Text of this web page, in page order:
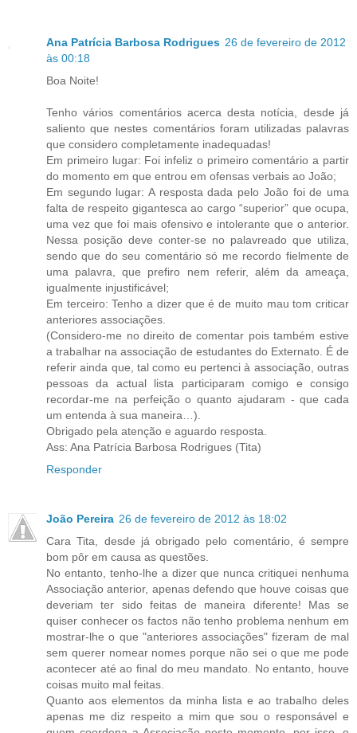
Ana Patrícia Barbosa Rodrigues 26 de fevereiro de 2012
às 00:18
Boa Noite!
Tenho vários comentários acerca desta notícia, desde já
saliento que nestes comentários foram utilizadas palavras
que considero completamente inadequadas!
Em primeiro lugar: Foi infeliz o primeiro comentário a partir
do momento em que entrou em ofensas verbais ao João;
Em segundo lugar: A resposta dada pelo João foi de uma
falta de respeito gigantesca ao cargo “superior” que ocupa,
uma vez que foi mais ofensivo e intolerante que o anterior.
Nessa posição deve conter-se no palavreado que utiliza,
sendo que do seu comentário só me recordo fielmente de
uma palavra, que prefiro nem referir, além da ameaça,
igualmente injustificável;
Em terceiro: Tenho a dizer que é de muito mau tom criticar
anteriores associações.
(Considero-me no direito de comentar pois também estive
a trabalhar na associação de estudantes do Externato. É de
referir ainda que, tal como eu pertenci à associação, outras
pessoas da actual lista participaram comigo e consigo
recordar-me na perfeição o quanto ajudaram - que cada
um entenda à sua maneira…).
Obrigado pela atenção e aguardo resposta.
Ass: Ana Patrícia Barbosa Rodrigues (Tita)
Responder
João Pereira 26 de fevereiro de 2012 às 18:02
Cara Tita, desde já obrigado pelo comentário, é sempre
bom pôr em causa as questões.
No entanto, tenho-lhe a dizer que nunca critiquei nenhuma
Associação anterior, apenas defendo que houve coisas que
deveriam ter sido feitas de maneira diferente! Mas se
quiser conhecer os factos não tenho problema nenhum em
mostrar-lhe o que "anteriores associações" fizeram de mal
sem querer nomear nomes porque não sei o que me pode
acontecer até ao final do meu mandato. No entanto, houve
coisas muito mal feitas.
Quanto aos elementos da minha lista e ao trabalho deles
apenas me diz respeito a mim que sou o responsável e